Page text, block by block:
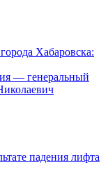
Хабаровска:
— генеральный
падения лифта